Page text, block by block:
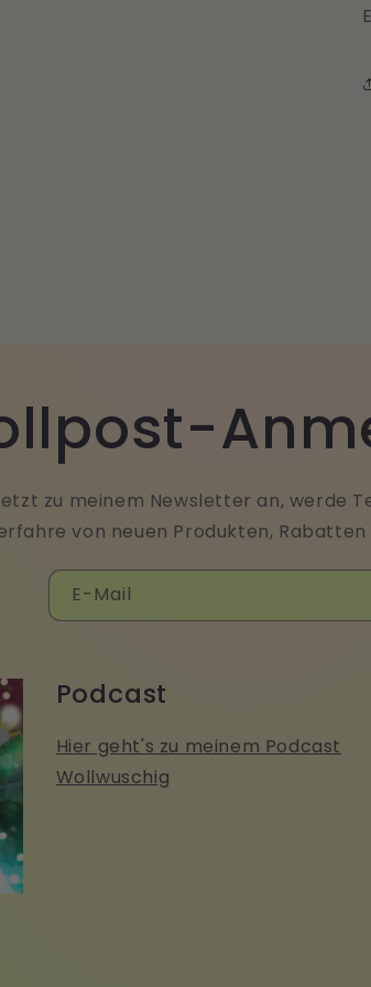
zu meinem Newsletter an, werde
von neuen Produkten, Rabatten
E-Mail
Podcast
Hier geht's zu meinem Podcast
Wollwuschig